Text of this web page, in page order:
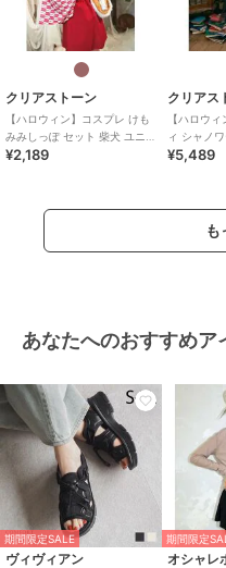
クリアストーン
【ハロウィン】コスプレ けも
みみしっぽ セット 柴犬 ユニセ
ックス ブラウン
¥2,189
クリアス
【ハロウ
ィ シャノ
ス ブラック
¥5,489
も
あなたへのおすすめア
期間限定SALE
ヴィヴィアン
期間限定
オシャレ